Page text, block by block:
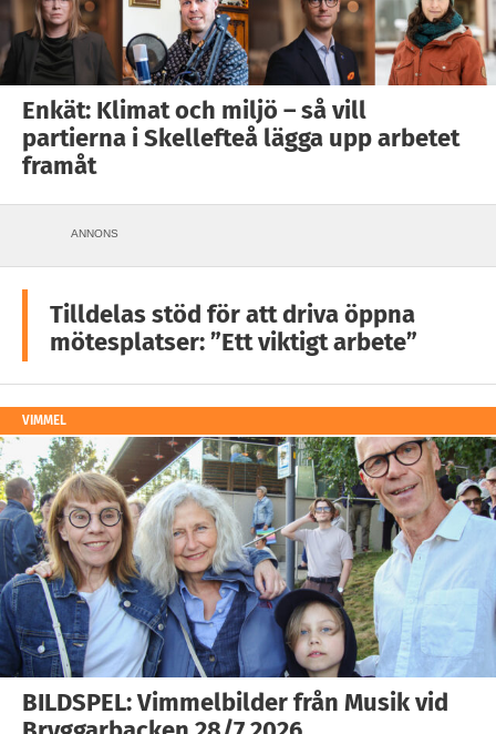
Enkät: Klimat och miljö – så vill
partierna i Skellefteå lägga upp arbetet
framåt
ANNONS
Tilldelas stöd för att driva öppna
mötesplatser: ”Ett viktigt arbete”
VIMMEL
BILDSPEL: Vimmelbilder från Musik vid